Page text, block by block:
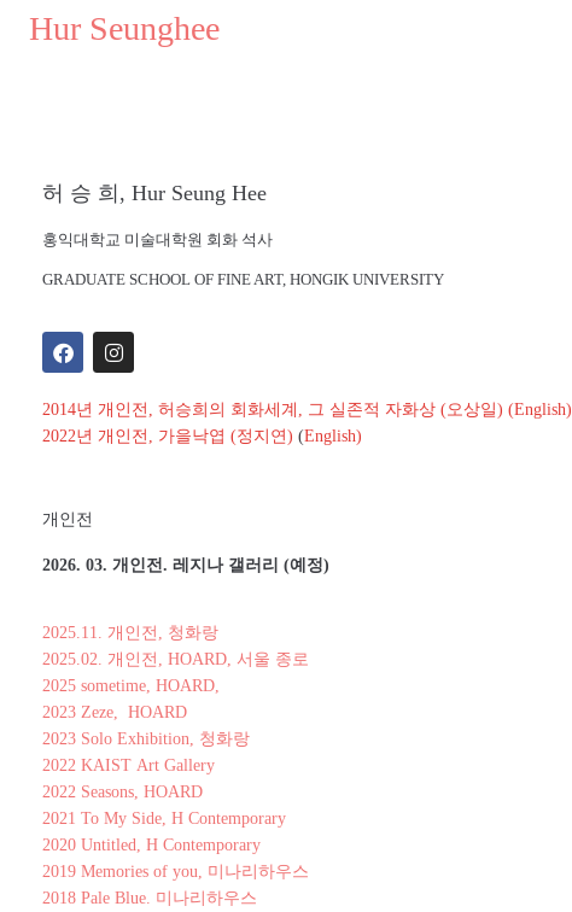
Hur Seunghee
허 승 희, Hur Seung Hee
홍익대학교 미술대학원 회화 석사
GRADUATE SCHOOL OF FINE ART, HONGIK UNIVERSITY
2014년 개인전, 허승희의 회화세계, 그 실존적 자화상 (오상일) (English)
2022년 개인전, 가을낙엽 (정지연) (English)
개인전
2026. 03. 개인전. 레지나 갤러리 (예정)
2025.11. 개인전, 청화랑
2025.02. 개인전, HOARD, 서울 종로
2025 sometime, HOARD,
2023 Zeze, HOARD
2023 Solo Exhibition, 청화랑
2022 KAIST Art Gallery
2022 Seasons, HOARD
2021 To My Side, H Contemporary
2020 Untitled, H Contemporary
2019 Memories of you, 미나리하우스
2018 Pale Blue. 미나리하우스